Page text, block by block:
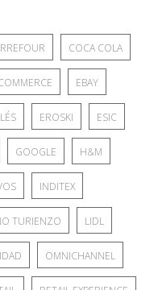
COCA COLA
EBAY
EROSKI ESIC
GOOGLE H&M
INDITEX
TURIENZO LIDL
OMNICHANNEL